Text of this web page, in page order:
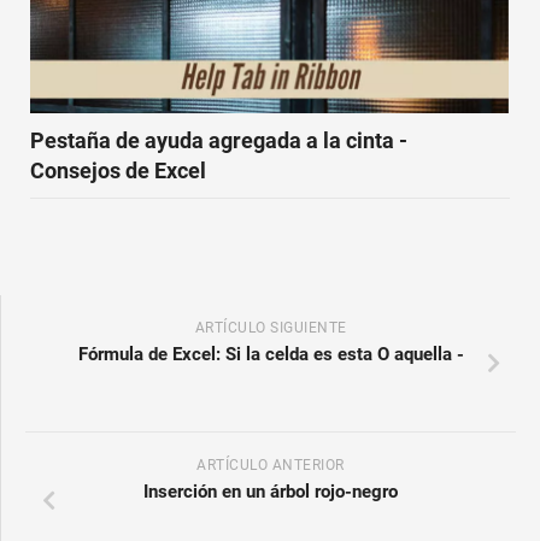
Pestaña de ayuda agregada a la cinta -
Consejos de Excel
ARTÍCULO SIGUIENTE
Fórmula de Excel: Si la celda es esta O aquella -
ARTÍCULO ANTERIOR
Inserción en un árbol rojo-negro